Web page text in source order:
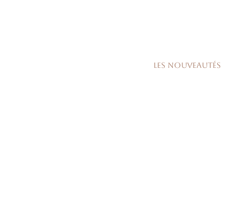
Les nouveautés